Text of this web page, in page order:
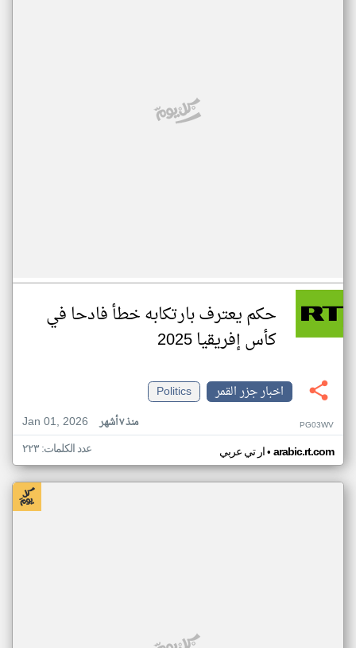
حكم يعترف بارتكابه خطأ فادحا في
كأس إفريقيا 2025
اخبار جزر القمر
Politics
Jan 01, 2026
منذ ٧ أشهر PG03WV
ار تي عربي• arabic.rt.com عدد الكلمات: ٢٢٣